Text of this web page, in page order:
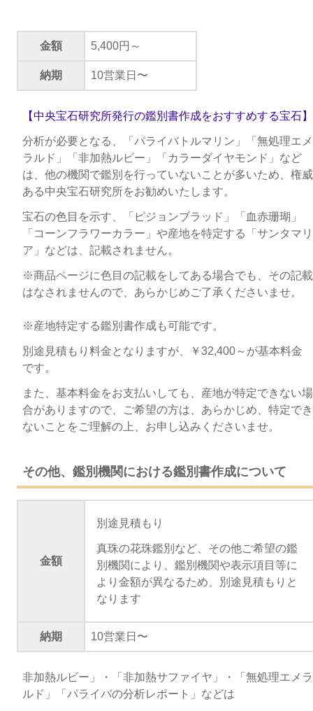
金額 5,400円～
納期 10営業日〜
【中央宝石研究所発行の鑑別書作成をおすすめする宝石】
分析が必要となる、「パライバトルマリン」「無処理エメ
ラルド」「非加熱ルビー」「カラーダイヤモンド」など
は、他の機関で鑑別を行っていないことが多いため、権威
ある中央宝石研究所をお勧めいたします。
宝石の色目を示す、「ピジョンブラッド」「血赤珊瑚」
「コーンフラワーカラー」や産地を特定する「サンタマリ
ア」などは、記載されません。
※商品ページに色目の記載をしてある場合でも、その記載
はなされませんので、あらかじめご了承くださいませ。
※産地特定する鑑別書作成も可能です。
別途見積もり料金となりますが、￥32,400～が基本料金
です。
また、基本料金をお支払いしても、産地が特定できない場
合がありますので、ご希望の方は、あらかじめ、特定でき
ないことをご理解の上、お申し込みくださいませ。
その他、鑑別機関における鑑別書作成について
金額
別途見積もり
真珠の花珠鑑別など、その他ご希望の鑑
別機関により、鑑別機関や表示項目等に
より金額が異なるため、別途見積もりと
なります
納期 10営業日〜
非加熱ルビー」・「非加熱サファイヤ」・「無処理エメラ
ルド」「パライバの分析レポート」などは